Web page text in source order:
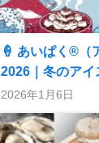
🍦 あいぱく®（
2026｜冬のア
2026年1月6日